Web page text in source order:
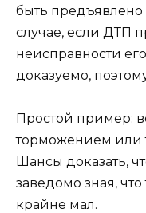
быть предъявлено
случае, если ДТП
неисправности
доказуемо,
Простой пример:
торможением или
Шансы доказать,
заведомо зная,
крайне мал.